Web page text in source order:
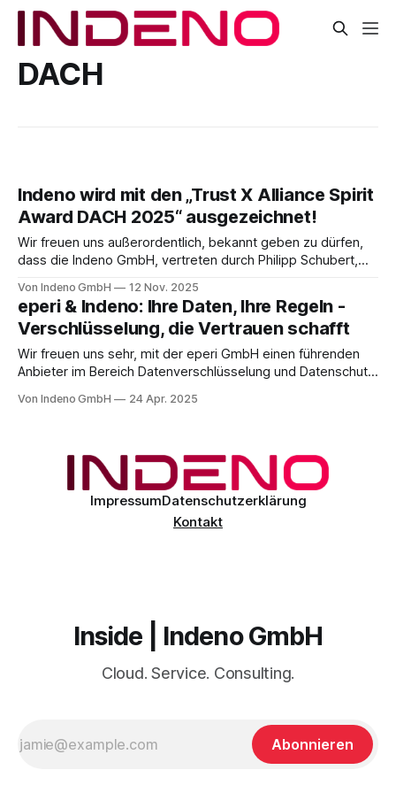
DACH
Indeno wird mit den „Trust X Alliance Spirit
Award DACH 2025“ ausgezeichnet!
Wir freuen uns außerordentlich, bekannt geben zu dürfen,
dass die Indeno GmbH, vertreten durch Philipp Schubert,
Alliance Spirit Award DACH 2025“ ausgezeichnet wurde! Der
Preis würdigt Partner, die den besonderen Teamgeist und
die Werte der Trust X Alliance verkörpern: Zusammenarbeit,
Engagement
Von Indeno GmbH 12 Nov. 2025
eperi & Indeno: Ihre Daten, Ihre Regeln -
Verschlüsselung, die Vertrauen schafft
Wir freuen uns sehr, mit der eperi GmbH einen führenden
Anbieter im Bereich Datenverschlüsselung und Datenschutz
erweitern wir unser Portfolio um die eperi
DACH-Region. Gemeinsam für mehr Sicherheit, Kontrolle
Von Indeno GmbH 24 Apr. 2025
ImpressumDatenschutzerklärung
Kontakt
Inside | Indeno GmbH
Cloud. Service. Consulting.
Abonnieren